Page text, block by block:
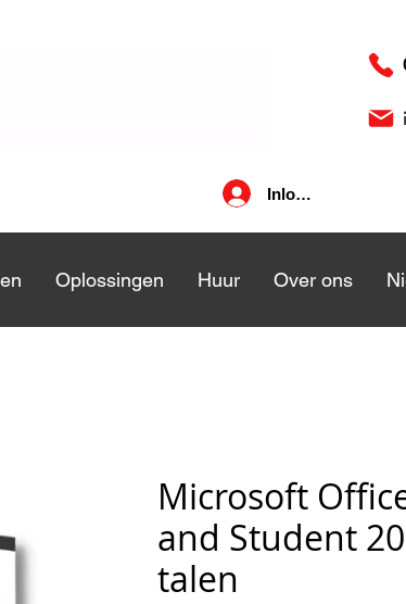
Inloggen
Producten Oplossingen Huur Over
Oplossingen Huur Over ons
Microsoft
and Student
talen